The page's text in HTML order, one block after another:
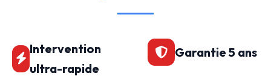
Intervention
ultra-rapide
Garantie 5 ans